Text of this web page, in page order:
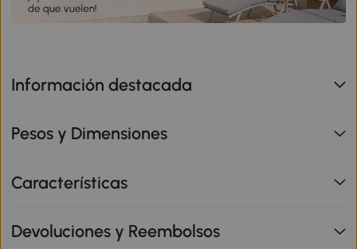
Información destacada
Pesos y Dimensiones
Características
Devoluciones y Reembolsos